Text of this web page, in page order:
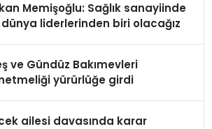
Memişoğlu: Sağlık sanayiinde
liderlerinden biri olacağız
ve Gündüz Bakımevleri
yürürlüğe girdi
ailesi davasında karar